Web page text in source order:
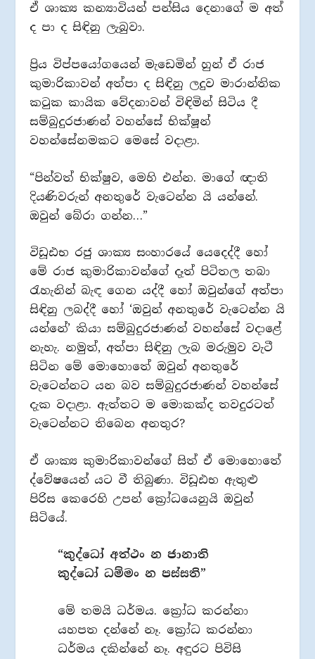
ඒ ශාක්‍ය කන්‍යාවියන් පන්සිය දෙනාගේ ම අත්
ද පා ද සිඳිනු ලැබුවා.
ප්‍රිය විප්පයෝගයෙන් මැඩෙමින් හුන් ඒ රාජ
කුමාරිකාවන් අත්පා ද සිඳිනු ලදුව මාරාන්තික
කටුක කායික වේදනාවන් විඳිමින් සිටිය දී
සම්බුදුරජාණන් වහන්සේ භික්ෂූන්
වහන්සේනමකට මෙසේ වදාළා.
“පින්වත් භික්ෂුව, මෙහි එන්න. මාගේ ඥාති
දියණිවරුන් අනතුරේ වැටෙන්න යි යන්නේ.
ඔවුන් බේරා ගන්න…”
විඩූඪභ රජු ශාක්‍ය සංහාරයේ යෙදෙද්දී හෝ
මේ රාජ කුමාරිකාවන්ගේ දෑත් පිටිතල තබා
රැහැනින් බැඳ ගෙන යද්දී හෝ ඔවුන්ගේ අත්පා
සිඳිනු ලබද්දී හෝ ‘ඔවුන් අනතුරේ වැටෙන්න යි
යන්නේ’ කියා සම්බුදුරජාණන් වහන්සේ වදාළේ
නැහැ. නමුත්, අත්පා සිඳිනු ලැබ මරුමුව වැටී
සිටින මේ මොහොතේ ඔවුන් අනතුරේ
වැටෙන්නට යන බව සම්බුදුරජාණන් වහන්සේ
දැක වදාළා. ඇත්තට ම මොකක්ද තවදුරටත්
වැටෙන්නට තිබෙන අනතුර?
ඒ ශාක්‍ය කුමාරිකාවන්ගේ සිත් ඒ මොහොතේ
ද්වේෂයෙන් යට වී තිබුණා. විඩූඪභ ඇතුළු
පිරිස කෙරෙහි උපන් ක්‍රෝධයෙනුයි ඔවුන්
සිටියේ.
“කුද්ධෝ අත්ථං න ජානාති
කුද්ධෝ ධම්මං න පස්සති”
මේ තමයි ධර්මය. ක්‍රෝධ කරන්නා
යහපත දන්නේ නෑ. ක්‍රෝධ කරන්නා
ධර්මය දකින්නේ නෑ. අඳුරට පිවිසි